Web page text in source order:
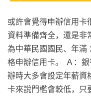
或許會覺得申辦信用卡
資料準備齊全，還是非
為中華民國國民、年滿
格申辦信用卡。 Ａ：
辦時大多會設定年薪資
卡來說門檻會較低，只